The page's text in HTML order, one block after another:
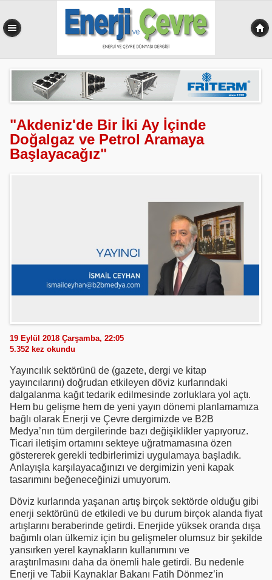
"Akdeniz'de Bir İki Ay İçinde
Doğalgaz ve Petrol Aramaya
Başlayacağız"
19 Eylül 2018 Çarşamba, 22:05
5.352 kez okundu
Yayıncılık sektörünü de (gazete, dergi ve kitap
yayıncılarını) doğrudan etkileyen döviz kurlarındaki
dalgalanma kağıt tedarik edilmesinde zorluklara yol açtı.
Hem bu gelişme hem de yeni yayın dönemi planlamamıza
bağlı olarak Enerji ve Çevre dergimizde ve B2B
Medya’nın tüm dergilerinde bazı değişiklikler yapıyoruz.
Ticari iletişim ortamını sekteye uğratmamasına özen
göstererek gerekli tedbirlerimizi uygulamaya başladık.
Anlayışla karşılayacağınızı ve dergimizin yeni kapak
tasarımını beğeneceğinizi umuyorum.
Döviz kurlarında yaşanan artış birçok sektörde olduğu gibi
enerji sektörünü de etkiledi ve bu durum birçok alanda fiyat
artışlarını beraberinde getirdi. Enerjide yüksek oranda dışa
bağımlı olan ülkemiz için bu gelişmeler olumsuz bir şekilde
yansırken yerel kaynakların kullanımını ve
araştırılmasını daha da önemli hale getirdi. Bu nedenle
Enerji ve Tabii Kaynaklar Bakanı Fatih Dönmez’in
0,539 sn